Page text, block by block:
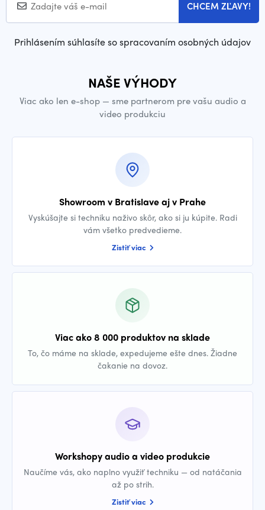
CHCEM ZĽAVY!
Prihlásením súhlasíte so spracovaním osobných údajov
NAŠE VÝHODY
Viac ako len e-shop — sme partnerom pre vašu audio a
video produkciu
Showroom v Bratislave aj v Prahe
Vyskúšajte si techniku naživo skôr, ako si ju kúpite. Radi
vám všetko predvedieme.
Zistiť viac
Viac ako 8 000 produktov na sklade
To, čo máme na sklade, expedujeme ešte dnes. Žiadne
čakanie na dovoz.
Workshopy audio a video produkcie
Naučíme vás, ako naplno využiť techniku — od natáčania
až po strih.
Zistiť viac